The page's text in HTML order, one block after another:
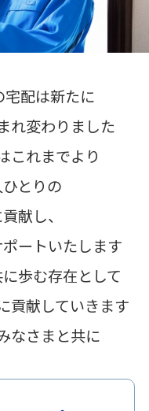
配は新たに
れ変わりました
これまでより
とりの
献し、
ートいたします
歩む存在として
貢献していきます
なさまと共に